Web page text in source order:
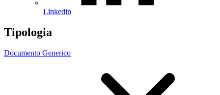
Linkedin
Tipologia
Documento Generico